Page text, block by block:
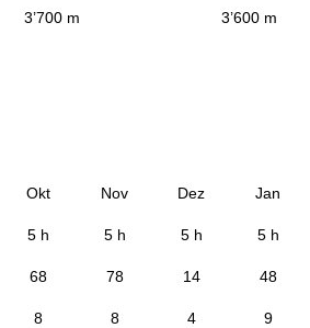
3’700 m 3’600 m
Okt Nov Dez Jan
5 h 5 h 5 h 5 h
68 78 14 48
8 8 4 9